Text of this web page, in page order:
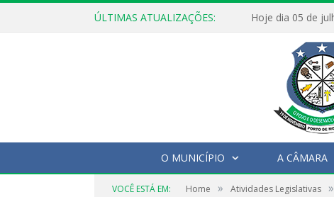
ÚLTIMAS ATUALIZAÇÕES:
O MUNICÍPIO A CÂMARA
VOCÊ ESTÁ EM: Home » Atividades Legislativas »